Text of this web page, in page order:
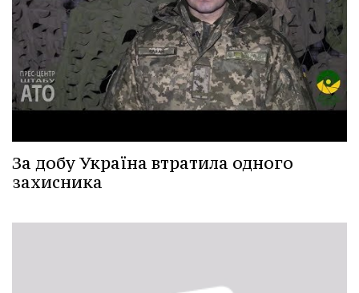
За добу Україна втратила одного
захисника